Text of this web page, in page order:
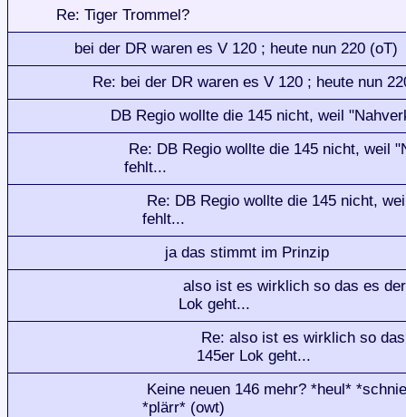
Re: Tiger Trommel?
bei der DR waren es V 120 ; heute nun 220 (oT)
Re: bei der DR waren es V 120 ; heute nun
DB Regio wollte die 145 nicht, weil
Re: DB Regio wollte die 145 nicht, weil
fehlt...
Re: DB Regio wollte die 145 nicht,
fehlt...
ja das stimmt im Prinzip
also ist es wirklich so das es
Lok geht...
Re: also ist es wirklich so
145er Lok geht...
Keine neuen 146 mehr? *heul*
*plärr* (owt)